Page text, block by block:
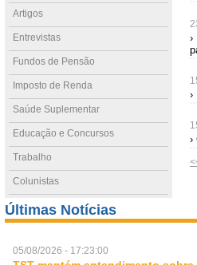
Artigos
Entrevistas
Fundos de Pensão
Imposto de Renda
Saúde Suplementar
Educação e Concursos
Trabalho
Colunistas
Últimas Notícias
05/08/2026 - 17:23:00